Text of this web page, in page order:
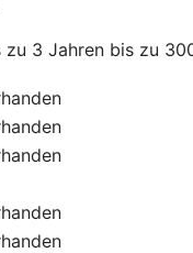
zu 3 Jahren bis zu